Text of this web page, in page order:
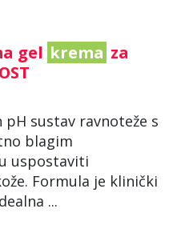
gel krema za
sustav ravnoteže s
blagim
uspostaviti
Formula je klinički
...